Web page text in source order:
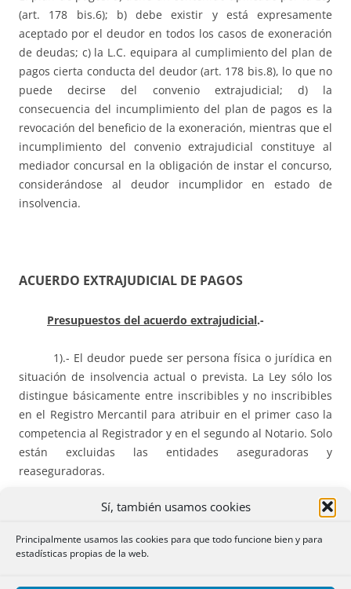
Sí, también usamos cookies
Principalmente usamos las cookies para que todo funcione bien y para
estadísticas propias de la web.
(art. 178 bis.6); b) debe existir y está expresamente
aceptado por el deudor en todos los casos de exoneración
de deudas; c) la L.C. equipara al cumplimiento del plan de
pagos cierta conducta del deudor (art. 178 bis.8), lo que no
puede decirse del convenio extrajudicial; d) la
consecuencia del incumplimiento del plan de pagos es la
revocación del beneficio de la exoneración, mientras que el
incumplimiento del convenio extrajudicial constituye al
mediador concursal en la obligación de instar el concurso,
considerándose al deudor incumplidor en estado de
insolvencia.
ACUERDO EXTRAJUDICIAL DE PAGOS
Presupuestos del acuerdo extrajudicial.-
1).- El deudor puede ser persona física o jurídica en
situación de insolvencia actual o prevista. La Ley sólo los
distingue básicamente entre inscribibles y no inscribibles
en el Registro Mercantil para atribuir en el primer caso la
competencia al Registrador y en el segundo al Notario. Solo
están excluidas las entidades aseguradoras y
reaseguradoras.
Para que la competencia corresponda al Notario tiene
jurídica no inscribible en el Registro Mercantil. Si se trata
inscribible en el Registro Mercantil la competencia para